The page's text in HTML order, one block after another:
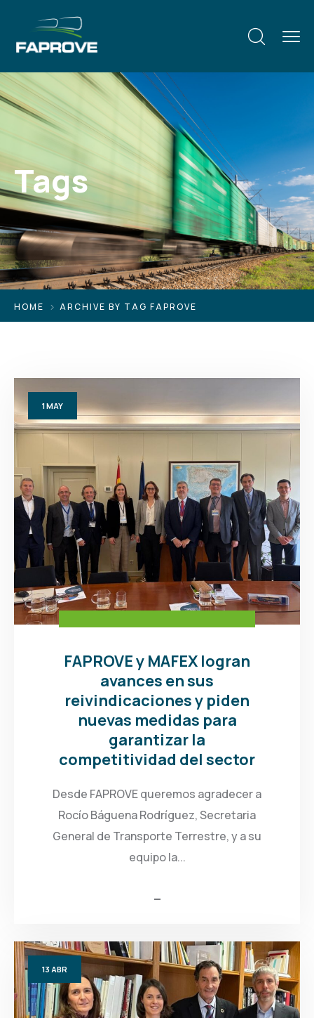
Tags
HOME ARCHIVE BY TAG FAPROVE
1MAY
FAPROVE y MAFEX logran
avances en sus
reivindicaciones y piden
nuevas medidas para
garantizar la
competitividad del sector
Desde FAPROVE queremos agradecer a
Rocío Báguena Rodríguez, Secretaria
General de Transporte Terrestre, y a su
equipo la...
13 ABR